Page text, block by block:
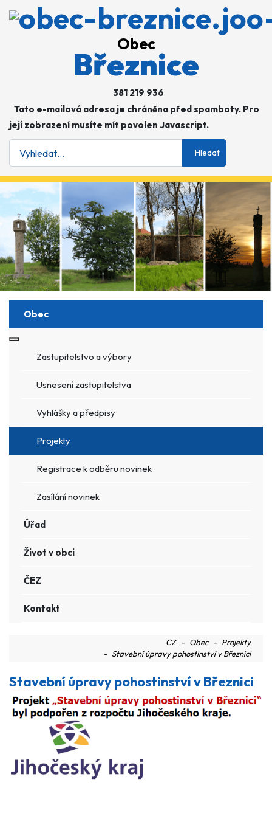
Obec
Březnice
381 219 936
Tato e-mailová adresa je chráněna před spamboty. Pro
její zobrazení musíte mít povolen Javascript.
Hledat
Obec
Zastupitelstvo a výbory
Usnesení zastupitelstva
Vyhlášky a předpisy
Projekty
Registrace k odběru novinek
Zasílání novinek
Úřad
Život v obci
ČEZ
Kontakt
CZ Obec
Projekty
Stavební úpravy pohostinství v Březnici
Stavební úpravy pohostinství v Březnici